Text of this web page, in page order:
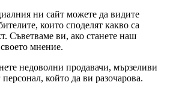
ни сайт можете да видите
които споделят какво са
Съветваме ви, ако станете наш
мнение.
недоволни продавачи, мързеливи
който да ви разочарова.